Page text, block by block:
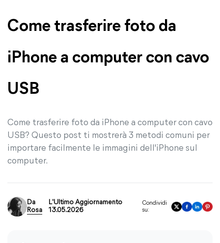
Come trasferire foto da
iPhone a computer con cavo
USB
Come trasferire foto da iPhone a computer con cavo
USB? Questo post ti mostrerà 3 metodi comuni per
importare facilmente le immagini dell'iPhone sul
computer.
Da
Rosa
L'Ultimo Aggiornamento
13.05.2026
Condividi
su: